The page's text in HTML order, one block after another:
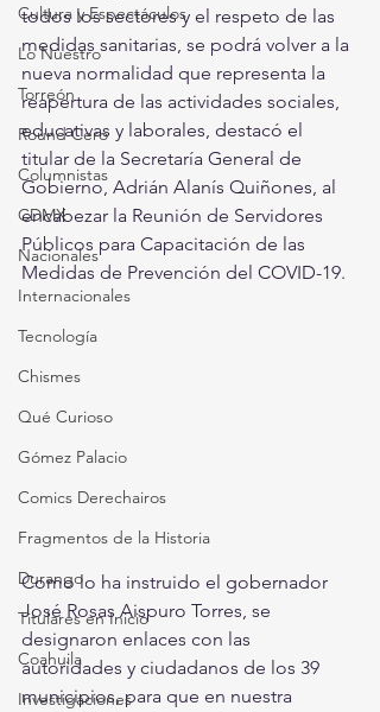
Cultura y Espectáculos
Lo Nuestro
Torreón
Round Cero
Columnistas
CDMX
Nacionales
Internacionales
Tecnología
Chismes
Qué Curioso
Gómez Palacio
Comics Derechairos
Fragmentos de la Historia
Durango
Titulares en Inicio
Coahuila
Investigaciones
todos los sectores y el respeto de las
medidas sanitarias, se podrá volver a la
nueva normalidad que representa la
reapertura de las actividades sociales,
educativas y laborales, destacó el
titular de la Secretaría General de
Gobierno, Adrián Alanís Quiñones, al
encabezar la Reunión de Servidores
Públicos para Capacitación de las
Medidas de Prevención del COVID-19.
Como lo ha instruido el gobernador
José Rosas Aispuro Torres, se
designaron enlaces con las
autoridades y ciudadanos de los 39
municipios, para que en nuestra